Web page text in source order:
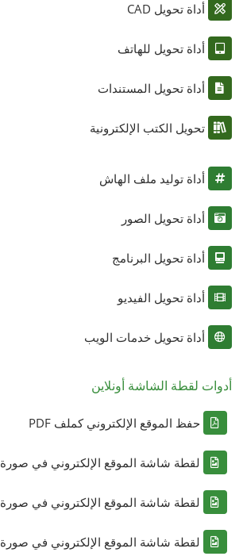
أداة تحويل CAD
أداة تحويل للهاتف
أداة تحويل المستندات
تحويل الكتب الإلكترونية
أداة توليد ملف الهاش
أداة تحويل الصور
أداة تحويل البرنامج
أداة تحويل الفيديو
أداة تحويل خدمات الويب
أدوات لقطة الشاشة أونلاين
حفظ الموقع الإلكتروني كملف PDF
لقطة شاشة الموقع الإلكتروني في صورة JPG
لقطة شاشة الموقع الإلكتروني في صورة PNG
لقطة شاشة الموقع الإلكتروني في صورة TIFF